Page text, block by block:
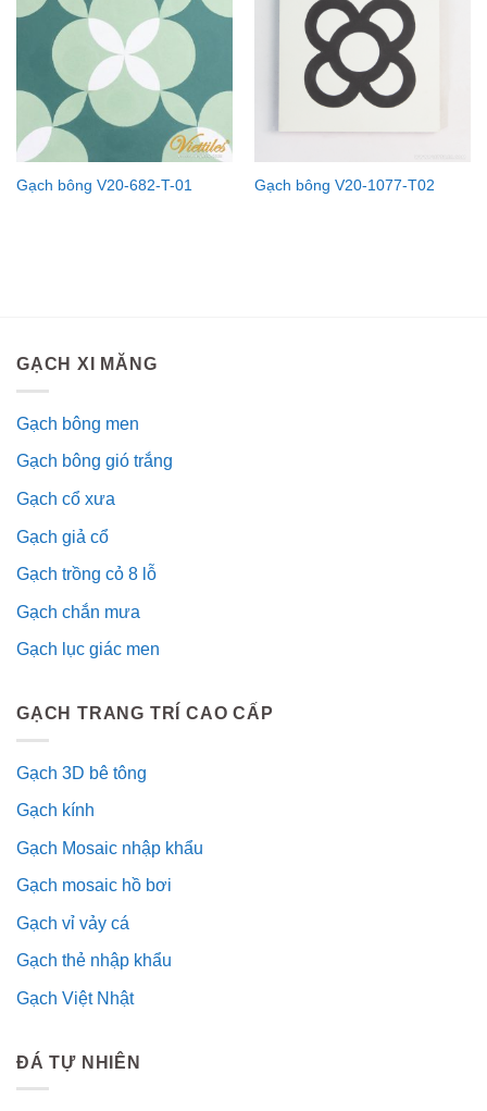
Gạch bông V20-682-T-01 Gạch bông V20-1077-T02
GẠCH XI MĂNG
Gạch bông men
Gạch bông gió trắng
Gạch cổ xưa
Gạch giả cổ
Gạch trồng cỏ 8 lỗ
Gạch chắn mưa
Gạch lục giác men
GẠCH TRANG TRÍ CAO CẤP
Gạch 3D bê tông
Gạch kính
Gạch Mosaic nhập khẩu
Gạch mosaic hồ bơi
Gạch vỉ vảy cá
Gạch thẻ nhập khẩu
Gạch Việt Nhật
ĐÁ TỰ NHIÊN